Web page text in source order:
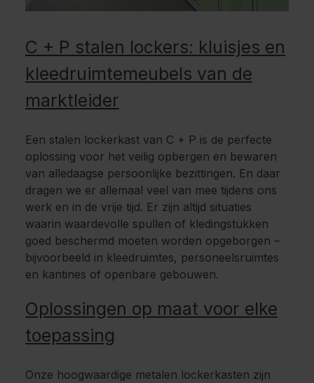
C + P stalen lockers: kluisjes en
kleedruimtemeubels van de
marktleider
Een stalen lockerkast van C + P is de perfecte
oplossing voor het veilig opbergen en bewaren
van alledaagse persoonlijke bezittingen. En daar
dragen we er allemaal veel van mee tijdens ons
werk en in de vrije tijd. Er zijn altijd situaties
waarin waardevolle spullen of kledingstukken
goed beschermd moeten worden opgeborgen –
bijvoorbeeld in kleedruimtes, personeelsruimtes
en kantines of openbare gebouwen.
Oplossingen op maat voor elke
toepassing
Onze hoogwaardige metalen lockerkasten zijn